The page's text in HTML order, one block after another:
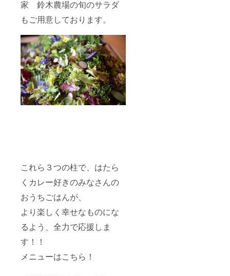
家 鈴木農場の旬のサラダ
もご用意しております。
これら３つの柱で、はたら
くカレー好きのみなさんの
おうちごはんが、
より楽しく幸せなものにな
るよう、全力で応援しま
す！！
メニューはこちら！